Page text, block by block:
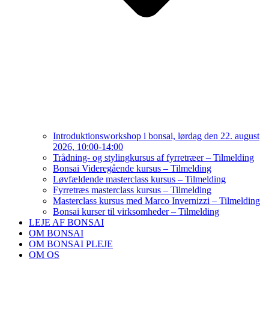
Introduktionsworkshop i bonsai, lørdag den 22. august
2026, 10:00-14:00
Trådning- og stylingkursus af fyrretræer – Tilmelding
Bonsai Videregående kursus – Tilmelding
Løvfældende masterclass kursus – Tilmelding
Fyrretræs masterclass kursus – Tilmelding
Masterclass kursus med Marco Invernizzi – Tilmelding
Bonsai kurser til virksomheder – Tilmelding
LEJE AF BONSAI
OM BONSAI
OM BONSAI PLEJE
OM OS